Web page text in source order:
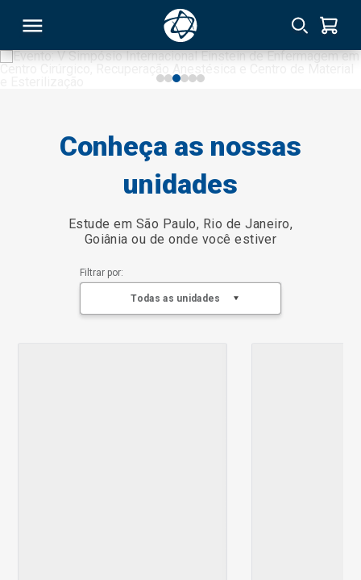
Conheça as nossas
unidades
Estude em São Paulo, Rio de Janeiro,
Goiânia ou de onde você estiver
Filtrar por:
Todas as unidades